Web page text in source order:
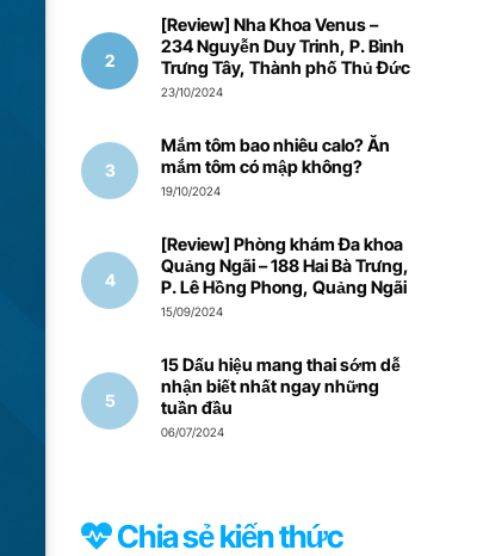
[Review] Nha Khoa Venus –
234 Nguyễn Duy Trinh, P. Bình
Trưng Tây, Thành phố Thủ Đức
23/10/2024
Mắm tôm bao nhiêu calo? Ăn
mắm tôm có mập không?
19/10/2024
[Review] Phòng khám Đa khoa
Quảng Ngãi – 188 Hai Bà Trưng,
P. Lê Hồng Phong, Quảng Ngãi
15/09/2024
15 Dấu hiệu mang thai sớm dễ
nhận biết nhất ngay những
tuần đầu
06/07/2024
Chia sẻ kiến thức